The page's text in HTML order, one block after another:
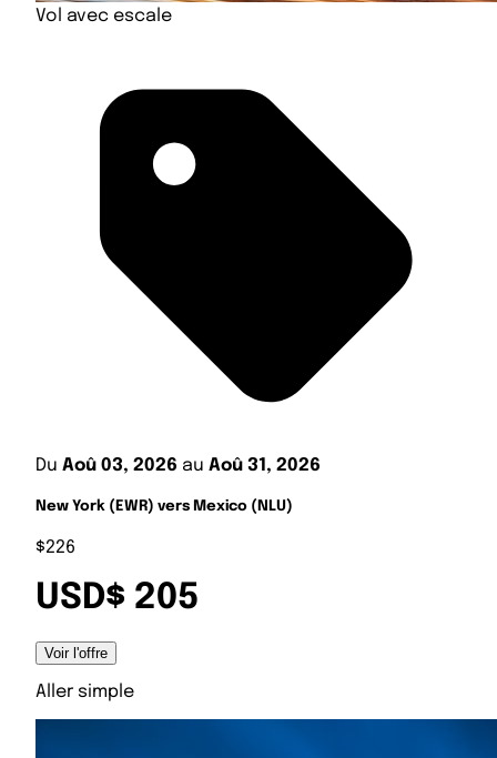
Vol avec escale
Du Aoû 03, 2026 au Aoû 31, 2026
New York (EWR) vers Mexico (NLU)
$226
USD$ 205
Voir l'offre
Aller simple